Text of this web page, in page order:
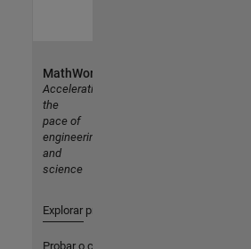
MathWorks
Accelerating
the
pace of
engineering
and
science
Explorar productos
Probar o comprar